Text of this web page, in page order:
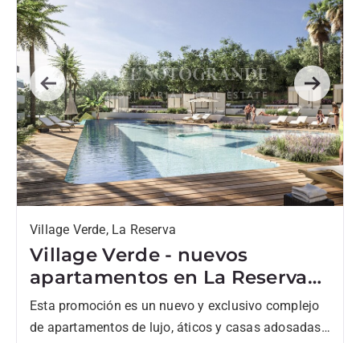
Previous Next
Village Verde, La Reserva
Village Verde - nuevos
apartamentos en La Reserva
en Fase 2
Esta promoción es un nuevo y exclusivo complejo
de apartamentos de lujo, áticos y casas adosadas